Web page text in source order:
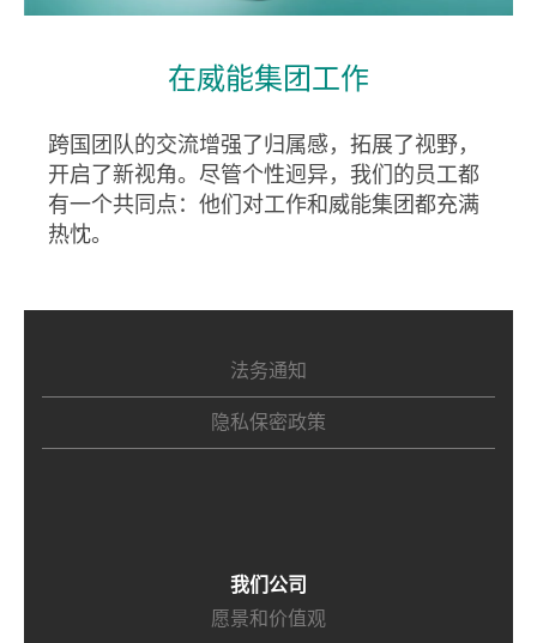
在威能集团工作
跨国团队的交流增强了归属感，拓展了视野，
开启了新视角。尽管个性迥异，我们的员工都
有一个共同点：他们对工作和威能集团都充满
热忱。
法务通知
隐私保密政策
我们公司
愿景和价值观